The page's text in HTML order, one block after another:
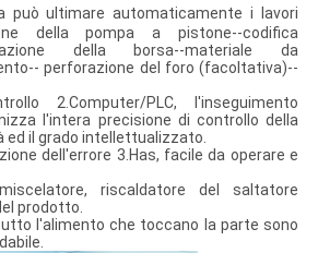
può ultimare automaticamente i lavori
della pompa a pistone--codifica
della borsa--materiale da
perforazione del foro (facoltativa)--
2.Computer/PLC, l'inseguimento
l'intera precisione di controllo della
ed il grado intellettualizzato.
dell'errore 3.Has, facile da operare e
riscaldatore del saltatore
prodotto.
l'alimento che toccano la parte sono